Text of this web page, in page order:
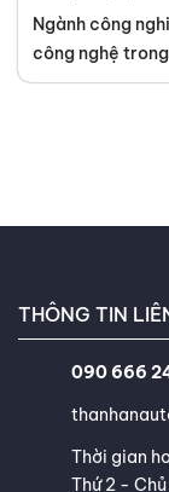
Ngành công
công nghệ
xe an toàn
dòng sản
THÔNG TIN
090 666